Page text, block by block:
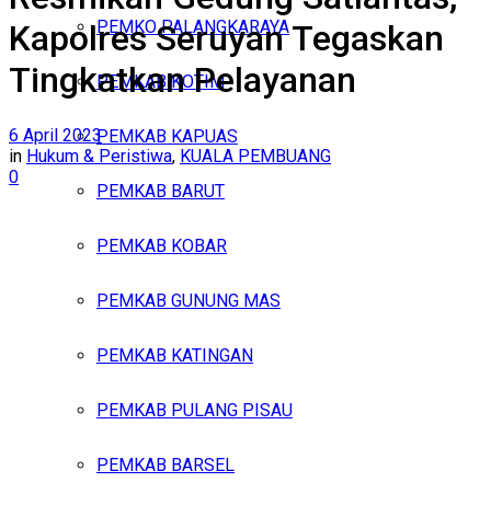
Jumat, Agustus 7, 2026PEMKO PALANGKARAYA
PEMKAB KOTIM
PEMKAB KAPUAS
PEMKAB BARUT
PEMKAB KOBAR
PEMKAB GUNUNG MAS
PEMKAB KATINGAN
PEMKAB PULANG PISAU
PEMKAB BARSEL
Kapolres Seruyan Tegaskan
Tingkatkan Pelayanan
6 April 2023
in Hukum & Peristiwa, KUALA PEMBUANG
0